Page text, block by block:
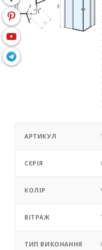
АРТИКУЛ
СЕРІЯ
КОЛІР
ВІТРАЖ
ТИП ВИКОНАННЯ